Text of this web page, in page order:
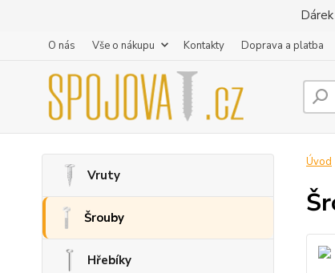
O nás Vše o nákupu Kontakty Doprava a platba
Vruty
Šrouby
Hřebíky
Úvod